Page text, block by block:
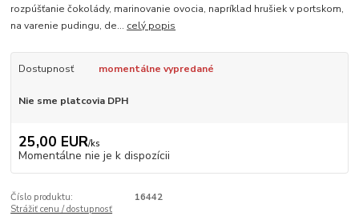
rozpúšťanie čokolády, marinovanie ovocia, napríklad hrušiek v portskom,
na varenie pudingu, de... celý popis
Dostupnosť momentálne vypredané
Nie sme platcovia DPH
25,00 EUR/ks
Momentálne nie je k dispozícii
Číslo produktu:
16442
Strážiť cenu / dostupnosť